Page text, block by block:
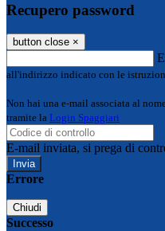
Recupero password
button close ×
all'indirizzo indicato con le
Non hai una e-mail associata al
tramite la Login Spaggiari
E-mail inviata, si prega di
Errore
Chiudi
Successo